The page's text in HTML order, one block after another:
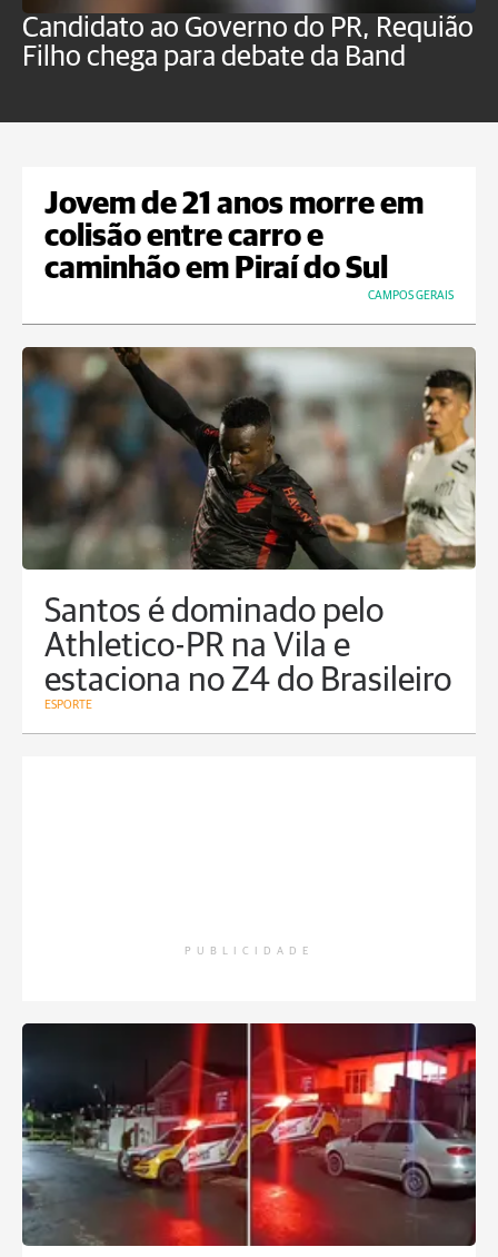
Candidato ao Governo do PR, Requião
Filho chega para debate da Band
Jovem de 21 anos morre em
colisão entre carro e
caminhão em Piraí do Sul
CAMPOS GERAIS
Santos é dominado pelo
Athletico-PR na Vila e
estaciona no Z4 do Brasileiro
ESPORTE
PUBLICIDADE